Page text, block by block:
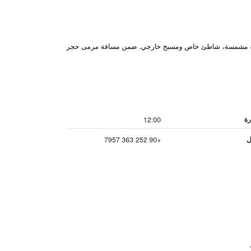
شرفة مشمسة، شاطئ خاص ومسبح خارجي. ضمن مسافة مرمى حجر
12:00
+90 252 363 7957